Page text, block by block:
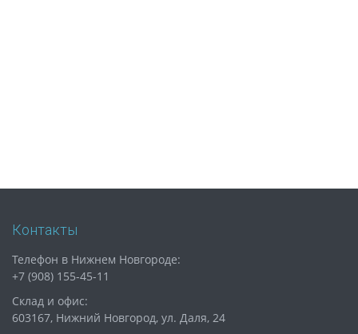
Контакты
Телефон в Нижнем Новгороде:
+7 (908) 155-45-11
Склад и офис:
603167, Нижний Новгород, ул. Даля, 24